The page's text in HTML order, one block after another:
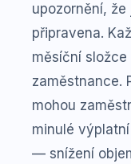
upozornění,
připravena.
měsíční
zaměstnance.
mohou
minulé
— snížení